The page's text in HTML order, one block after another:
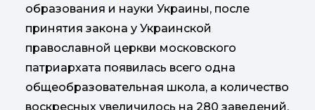
образования и науки Украины, после
принятия закона у Украинской
православной церкви московского
патриархата появилась всего одна
общеобразовательная школа, а количество
воскресных увеличилось на 280 заведений.